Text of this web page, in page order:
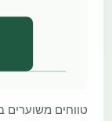
טווחים